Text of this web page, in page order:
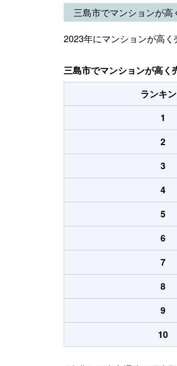
三島市でマンションが高
2023年にマンションが高く
三島市でマンションが高く
ランキ
1
2
3
4
5
6
7
8
9
10